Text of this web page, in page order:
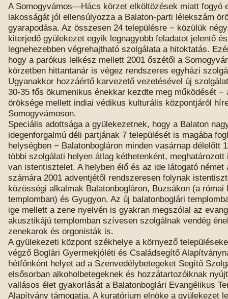
A Somogyvámos—Hács körzet elköltözések miatt fogyó
lakosságát jól ellensúlyozza a Balaton-parti lélekszám
gyarapodása. Az összesen 24 településre − közülük
kiterjedő gyülekezet egyik legnagyobb feladatot jelentő
legnehezebben végrehajtható szolgálata a hitoktatás.
hogy a parókus lelkész mellett 2001 őszétől a
körzetben hittantanár is végez rendszeres egyházi
Ugyanakkor hozzáértő karvezető vezetésével új
30-35 fős ökumenikus énekkar kezdte meg működését −
öröksége mellett indiai védikus kulturális központjáról
Somogyvámoson.
Speciális adottsága a gyülekezetnek, hogy a Balaton
idegenforgalmú déli partjának 7 települését is magába
helységben − Balatonbogláron minden vasárnap délelőtt
többi szolgálati helyen átlag kéthetenként, meghatározott
van istentisztelet. A helyben élő és az ide látogató német
számára 2001 adventjétől rendszeresen folynak
közösségi alkalmak Balatonbogláron, Buzsákon (a római
templomban) és Gyugyon. Az új balatonboglári
ige mellett a zene nyelvén is gyakran megszólal az
akusztikájú templomban szívesen szolgálnak vendég
zenekarok és orgonisták is.
A gyülekezeti központ székhelye a környező
végző Boglári Gyermekjóléti és Családsegítő
hétfőnként helyet ad a Szenvedélybetegeket Segítő
elsősorban alkoholbetegeknek és hozzátartozóiknak
vallásos élet gyakorlását a Balatonboglári Evangélikus
Alapítvány támogatja. A kuratórium elnöke a gyülekezet